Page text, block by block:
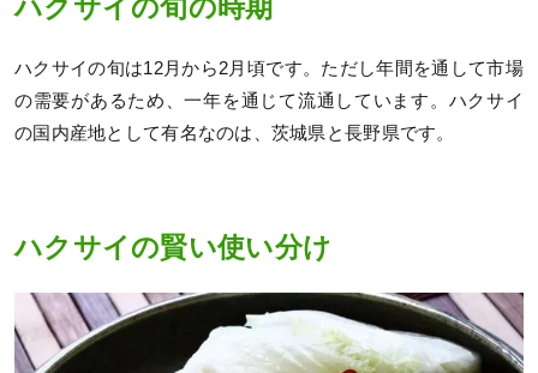
ハクサイの旬の時期
ハクサイの旬は12月から2月頃です。ただし年間を通して市場
の需要があるため、一年を通じて流通しています。ハクサイ
の国内産地として有名なのは、茨城県と長野県です。
ハクサイの賢い使い分け